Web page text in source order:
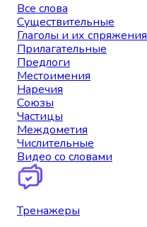
Все слова
Существительные
Глаголы и их спряжения
Прилагательные
Предлоги
Местоимения
Наречия
Союзы
Частицы
Междометия
Числительные
Видео со словами
Тренажеры